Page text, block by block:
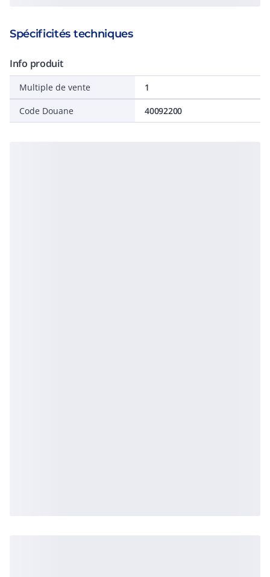
Spécificités techniques
Info produit
Multiple de vente 1
Code Douane 40092200